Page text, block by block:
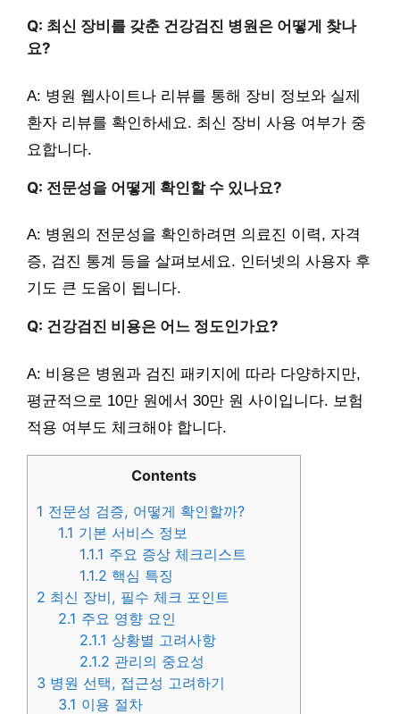
Q: 최신 장비를 갖춘 건강검진 병원은 어떻게 찾나
요?
A: 병원 웹사이트나 리뷰를 통해 장비 정보와 실제
환자 리뷰를 확인하세요. 최신 장비 사용 여부가 중
요합니다.
Q: 전문성을 어떻게 확인할 수 있나요?
A: 병원의 전문성을 확인하려면 의료진 이력, 자격
증, 검진 통계 등을 살펴보세요. 인터넷의 사용자 후
기도 큰 도움이 됩니다.
Q: 건강검진 비용은 어느 정도인가요?
A: 비용은 병원과 검진 패키지에 따라 다양하지만,
평균적으로 10만 원에서 30만 원 사이입니다. 보험
적용 여부도 체크해야 합니다.
Contents
1 전문성 검증, 어떻게 확인할까?
1.1 기본 서비스 정보
1.1.1 주요 증상 체크리스트
1.1.2 핵심 특징
2 최신 장비, 필수 체크 포인트
2.1 주요 영향 요인
2.1.1 상황별 고려사항
2.1.2 관리의 중요성
3 병원 선택, 접근성 고려하기
3.1 이용 절차